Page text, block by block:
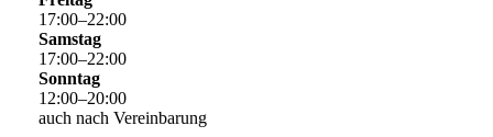
17:00–22:00
Samstag
17:00–22:00
Sonntag
12:00–20:00
auch nach Vereinbarung